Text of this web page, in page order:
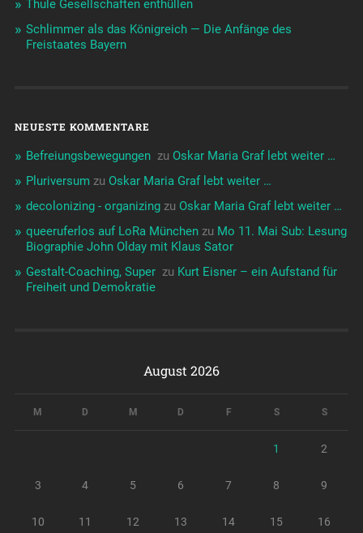
Thule Gesellschaften enthüllen
Schlimmer als das Königreich — Die Anfänge des
Freistaates Bayern
NEUESTE KOMMENTARE
Befreiungsbewegungen ️‍ zu Oskar Maria Graf lebt weiter …
Pluriversum zu Oskar Maria Graf lebt weiter …
decolonizing - organizingzu Oskar Maria Graf lebt weiter …
queeruferlos auf LoRa Münchenzu Mo 11. Mai Sub: Lesung
Biographie John Olday mit Klaus Sator
Gestalt-Coaching, Super ️‍ zu Kurt Eisner – ein Aufstand für
Freiheit und Demokratie
August 2026
M D M D F S S
1 2
3 4 5 6 7 8 9
10 11 12 13 14 15 16